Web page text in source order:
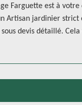
Farguette est à votre
Artisan jardinier
devis détaillé.